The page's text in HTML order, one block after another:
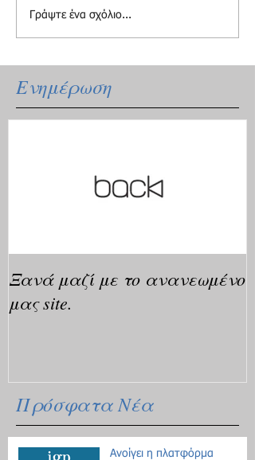
Ενημέρωση
Πρόσφατα Νέα
Γράψτε ένα σχόλιο...
Ξανά μαζί με το ανανεωμένο
μας site.
Ανοίγει η πλατφόρμα